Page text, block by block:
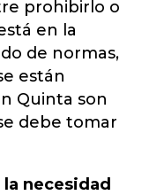
prohibirlo o
en la
de normas,
están
Quinta son
debe tomar
necesidad